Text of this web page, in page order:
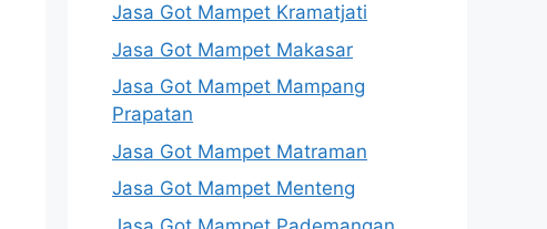
Jasa Got Mampet Kramatjati
Jasa Got Mampet Makasar
Jasa Got Mampet Mampang
Prapatan
Jasa Got Mampet Matraman
Jasa Got Mampet Menteng